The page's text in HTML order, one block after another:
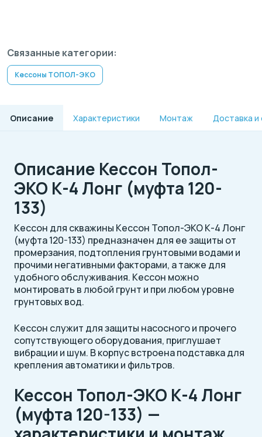
Связанные категории:
Кессоны ТОПОЛ-ЭКО
Описание Характеристики Монтаж Доставка и
Описание Кессон Топол-
ЭКО К-4 Лонг (муфта 120-
133)
Кессон для скважины Кессон Топол-ЭКО К-4 Лонг
(муфта 120-133) предназначен для ее защиты от
промерзания, подтопления грунтовыми водами и
прочими негативными факторами, а также для
удобного обслуживания. Кессон можно
монтировать в любой грунт и при любом уровне
грунтовых вод.
Кессон служит для защиты насосного и прочего
сопутствующего оборудования, приглушает
вибрации и шум. В корпус встроена подставка для
крепления автоматики и фильтров.
Кессон Топол-ЭКО К-4 Лонг
(муфта 120-133) —